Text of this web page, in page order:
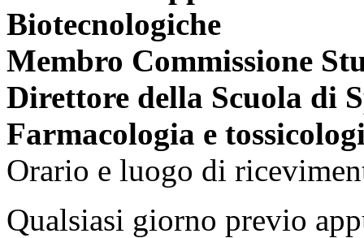
Biotecnologiche
Membro Commissione
Direttore della Scuola di
Farmacologia e
Orario e luogo di
Qualsiasi giorno previo